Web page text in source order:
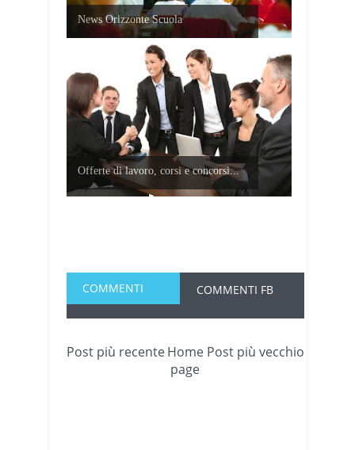
News Orizzonte Scuola
Offerte di lavoro, corsi e concorsi...
COMMENTI COMMENTI FB
Post più recente Post più vecchio
Home
page